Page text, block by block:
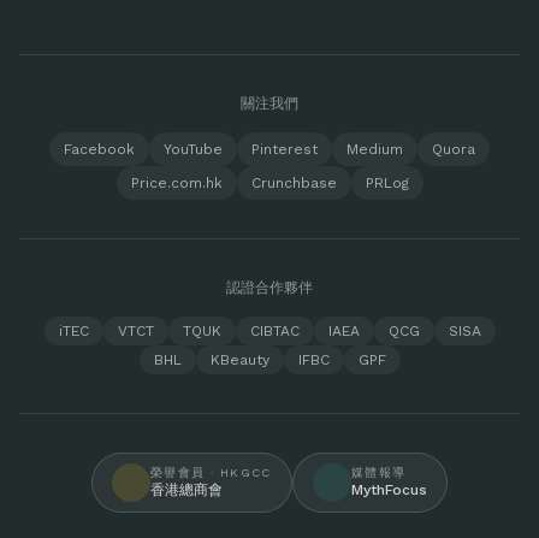
關注我們
Facebook YouTube Pinterest Medium
Quora
Price.com.hk
Crunchbase PRLog
認證合作夥伴
iTEC VTCT TQUK CIBTAC IAEA QCG
SISA
BHL
KBeauty IFBC GPF
榮譽會員 · HKGCC
香港總商會
媒體報導
MythFocus